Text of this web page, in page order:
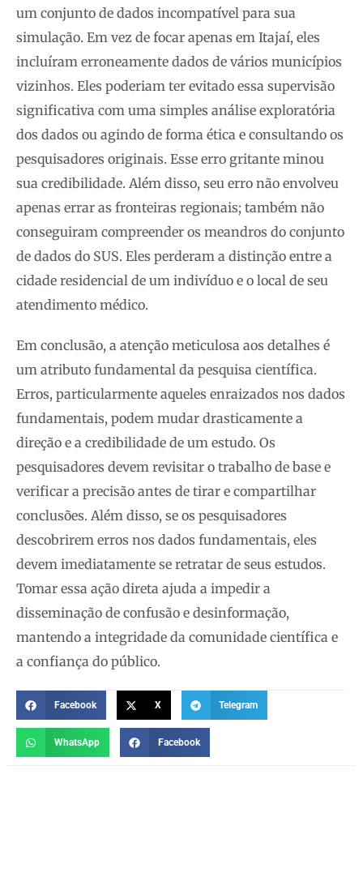
um conjunto de dados incompatível para sua
simulação. Em vez de focar apenas em Itajaí, eles
incluíram erroneamente dados de vários municípios
vizinhos. Eles poderiam ter evitado essa supervisão
significativa com uma simples análise exploratória
dos dados ou agindo de forma ética e consultando os
pesquisadores originais. Esse erro gritante minou
sua credibilidade. Além disso, seu erro não envolveu
apenas errar as fronteiras regionais; também não
conseguiram compreender os meandros do conjunto
de dados do SUS. Eles perderam a distinção entre a
cidade residencial de um indivíduo e o local de seu
atendimento médico.
Em conclusão, a atenção meticulosa aos detalhes é
um atributo fundamental da pesquisa científica.
Erros, particularmente aqueles enraizados nos dados
fundamentais, podem mudar drasticamente a
direção e a credibilidade de um estudo. Os
pesquisadores devem revisitar o trabalho de base e
verificar a precisão antes de tirar e compartilhar
conclusões. Além disso, se os pesquisadores
descobrirem erros nos dados fundamentais, eles
devem imediatamente se retratar de seus estudos.
Tomar essa ação direta ajuda a impedir a
disseminação de confusão e desinformação,
mantendo a integridade da comunidade científica e
a confiança do público.
Facebook X Telegram
WhatsApp Facebook